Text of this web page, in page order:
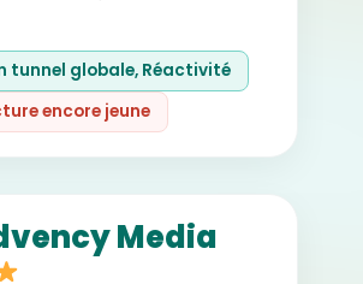
tunnel globale, Réactivité
encore jeune
Media